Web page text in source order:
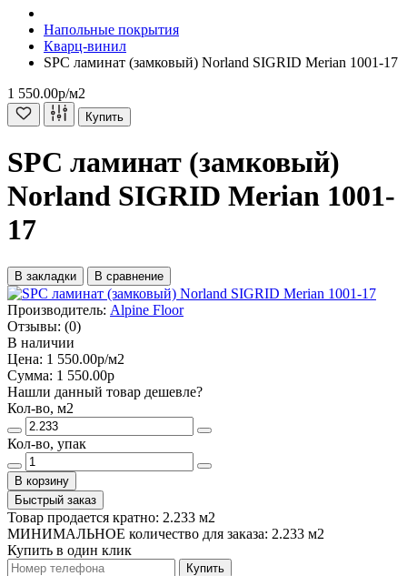
Напольные покрытия
Кварц-винил
SPC ламинат (замковый) Norland SIGRID Merian 1001-17
1 550.00р/м2
Купить
SPC ламинат (замковый)
Norland SIGRID Merian 1001-
17
В закладки В сравнение
Производитель: Alpine Floor
Отзывы: (0)
В наличии
Цена: 1 550.00р/м2
Сумма: 1 550.00р
Нашли данный товар дешевле?
Кол-во, м2
Кол-во, упак
В корзину
Быстрый заказ
Товар продается кратно: 2.233 м2
МИНИМАЛЬНОЕ количество для заказа: 2.233 м2
Купить в один клик
Купить